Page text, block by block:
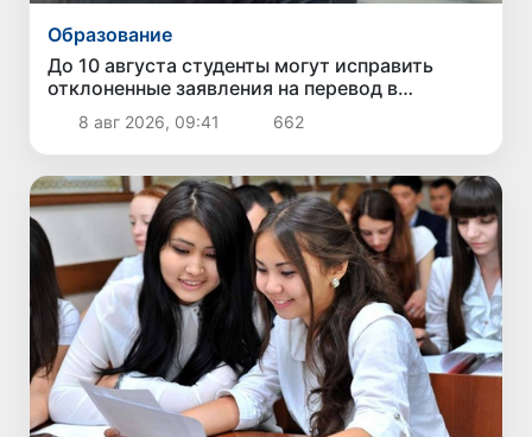
Образование
До 10 августа студенты могут исправить
отклоненные заявления на перевод в
государственные вузы
8 авг 2026, 09:41 662